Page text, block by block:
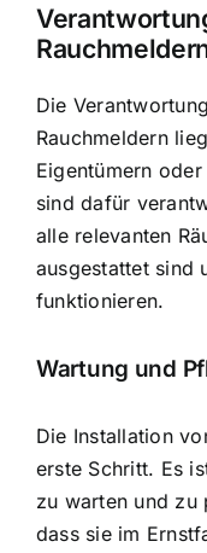
Die
Rauchmeldern
Eigentümern
sind dafür
alle relevanten
ausgestattet sind
funktionieren.
Wartung und
Die Installation
erste Schritt. Es
zu warten und zu
dass sie im